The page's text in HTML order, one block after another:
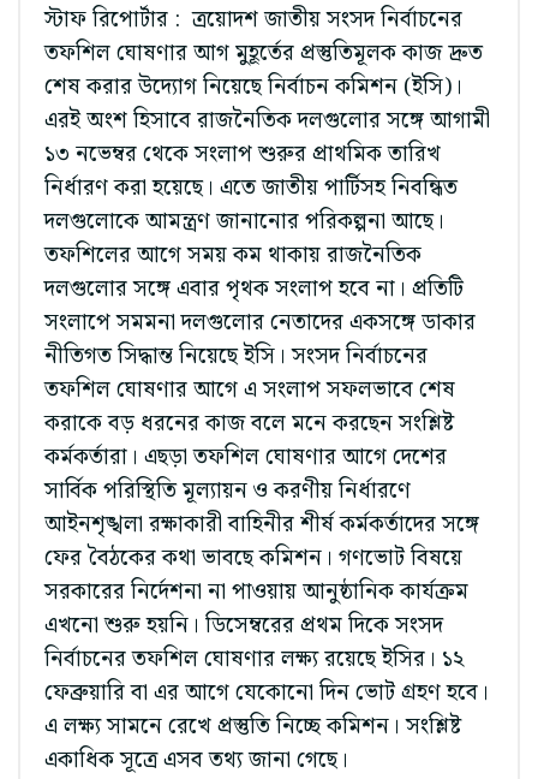
স্টাফ রিপোর্টার : ত্রয়োদশ জাতীয় সংসদ নির্বাচনের
তফশিল ঘোষণার আগ মুহূর্তের প্রস্তুতিমূলক কাজ দ্রুত
শেষ করার উদ্যোগ নিয়েছে নির্বাচন কমিশন (ইসি)।
এরই অংশ হিসাবে রাজনৈতিক দলগুলোর সঙ্গে আগামী
১৩ নভেম্বর থেকে সংলাপ শুরুর প্রাথমিক তারিখ
নির্ধারণ করা হয়েছে। এতে জাতীয় পার্টিসহ নিবন্ধিত
দলগুলোকে আমন্ত্রণ জানানোর পরিকল্পনা আছে।
তফশিলের আগে সময় কম থাকায় রাজনৈতিক
দলগুলোর সঙ্গে এবার পৃথক সংলাপ হবে না। প্রতিটি
সংলাপে সমমনা দলগুলোর নেতাদের একসঙ্গে ডাকার
নীতিগত সিদ্ধান্ত নিয়েছে ইসি। সংসদ নির্বাচনের
তফশিল ঘোষণার আগে এ সংলাপ সফলভাবে শেষ
করাকে বড় ধরনের কাজ বলে মনে করছেন সংশ্লিষ্ট
কর্মকর্তারা। এছড়া তফশিল ঘোষণার আগে দেশের
সার্বিক পরিস্থিতি মূল্যায়ন ও করণীয় নির্ধারণে
আইনশৃঙ্খলা রক্ষাকারী বাহিনীর শীর্ষ কর্মকর্তাদের সঙ্গে
ফের বৈঠকের কথা ভাবছে কমিশন। গণভোট বিষয়ে
সরকারের নির্দেশনা না পাওয়ায় আনুষ্ঠানিক কার্যক্রম
এখনো শুরু হয়নি। ডিসেম্বরের প্রথম দিকে সংসদ
নির্বাচনের তফশিল ঘোষণার লক্ষ্য রয়েছে ইসির। ১২
ফেব্রুয়ারি বা এর আগে যেকোনো দিন ভোট গ্রহণ হবে।
এ লক্ষ্য সামনে রেখে প্রস্তুতি নিচ্ছে কমিশন। সংশ্লিষ্ট
একাধিক সূত্রে এসব তথ্য জানা গেছে।